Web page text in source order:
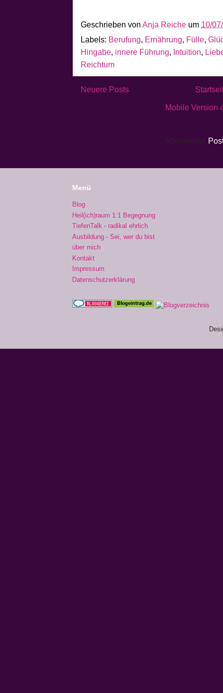
Geschrieben von Anja Reiche um 10/
Labels: Berufung, Ernährung, Fülle,
Hingabe, innere Führung, Intuition,
Reichtum
Neuere Posts
Mobile Version
Abonnieren
Menü
Blog
Heil(ich)raum 1:1 Begegnung
TiefenTalk - radikal ehrlich
Ausbildung - Sei, wer du bist
über mich
Kontakt
Impressum
Datenschutzerklärung